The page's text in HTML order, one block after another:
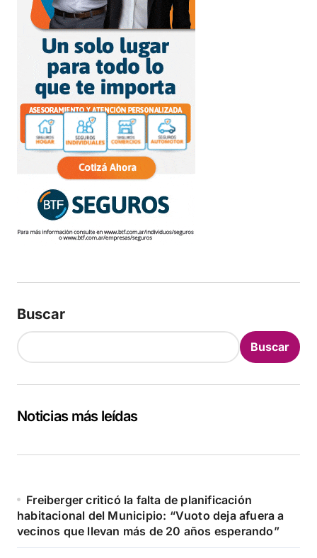
Buscar
Buscar
Noticias más leídas
Freiberger criticó la falta de planificación
habitacional del Municipio: “Vuoto deja afuera a
vecinos que llevan más de 20 años esperando”